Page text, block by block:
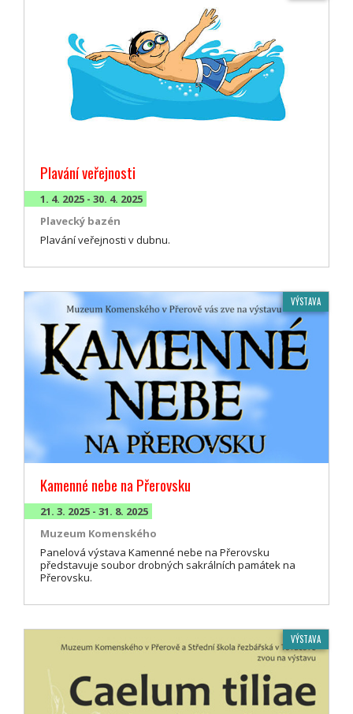
Plavání veřejnosti
1. 4. 2025 - 30. 4. 2025
Plavecký bazén
Plavání veřejnosti v dubnu.
VÝSTAVA
Kamenné nebe na Přerovsku
21. 3. 2025 - 31. 8. 2025
Muzeum Komenského
Panelová výstava Kamenné nebe na Přerovsku
představuje soubor drobných sakrálních památek na
Přerovsku.
VÝSTAVA